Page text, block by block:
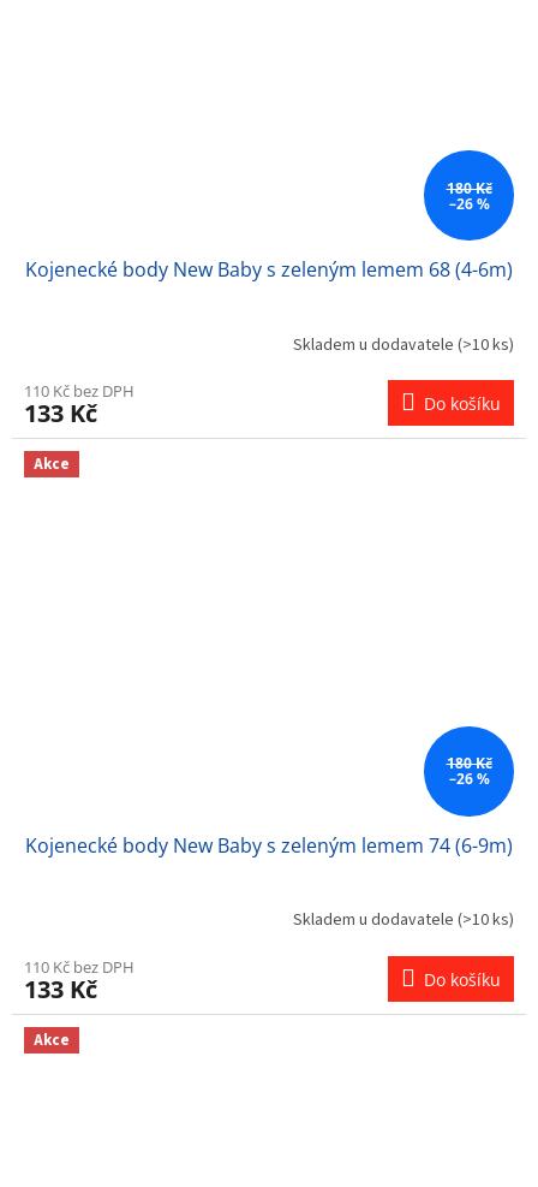
180 Kč
–26 %
Kojenecké body New Baby s zeleným lemem 68 (4-6m)
produktu
je
5,0
5
Skladem u dodavatele(>10 ks)
110 Kč bez DPH
133 Kč Do košíku
Akce
180 Kč
–26 %
Kojenecké body New Baby s zeleným lemem 74 (6-9m)
Skladem u dodavatele (>10 ks)
110 Kč bez DPH
133 Kč Do košíku
Akce